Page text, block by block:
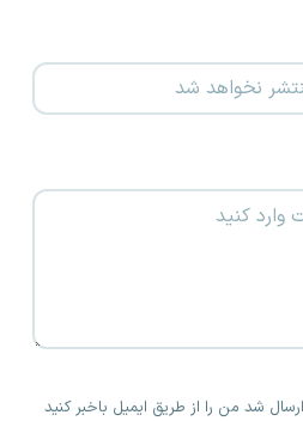
شد من را از طریق ایمیل باخبر کنید